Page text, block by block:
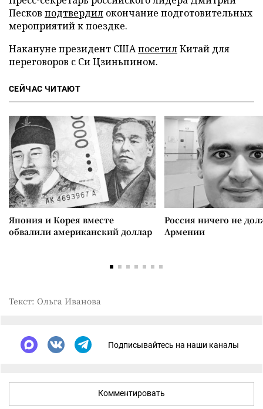
Песков подтвердил окончание подготовительных
мероприятий к поездке.
Накануне президент СШАпосетилКитай для
переговоров с Си Цзиньпином.
СЕЙЧАС ЧИТАЮТ
Япония и Корея вместе
обвалили американский доллар
Россия ничего не
Армении
Текст: Ольга Иванова
Подписывайтесь на наши каналы
Комментировать